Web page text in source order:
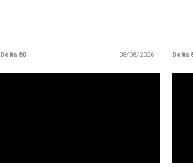
Delta 80 08/08/2026 Delta